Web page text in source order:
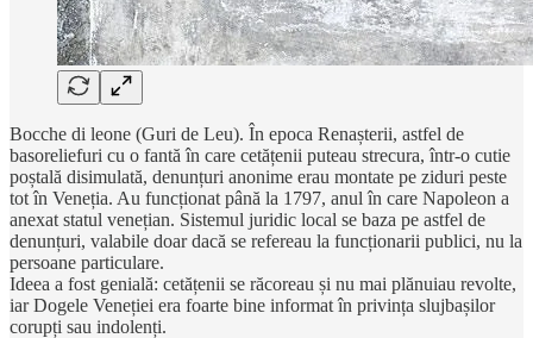
Bocche di leone (Guri de Leu). În epoca Renașterii, astfel de
basoreliefuri cu o fantă în care cetățenii puteau strecura, într-o cutie
poștală disimulată, denunțuri anonime erau montate pe ziduri peste
tot în Veneția. Au funcționat până la 1797, anul în care Napoleon a
anexat statul venețian. Sistemul juridic local se baza pe astfel de
denunțuri, valabile doar dacă se refereau la funcționarii publici, nu la
persoane particulare.
Ideea a fost genială: cetățenii se răcoreau și nu mai plănuiau revolte,
iar Dogele Veneției era foarte bine informat în privința slujbașilor
corupți sau indolenți.